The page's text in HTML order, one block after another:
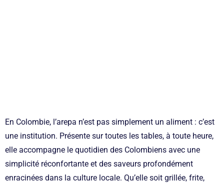
En Colombie, l’arepa n’est pas simplement un aliment : c’est
une institution. Présente sur toutes les tables, à toute heure,
elle accompagne le quotidien des Colombiens avec une
simplicité réconfortante et des saveurs profondément
enracinées dans la culture locale. Qu’elle soit grillée, frite,